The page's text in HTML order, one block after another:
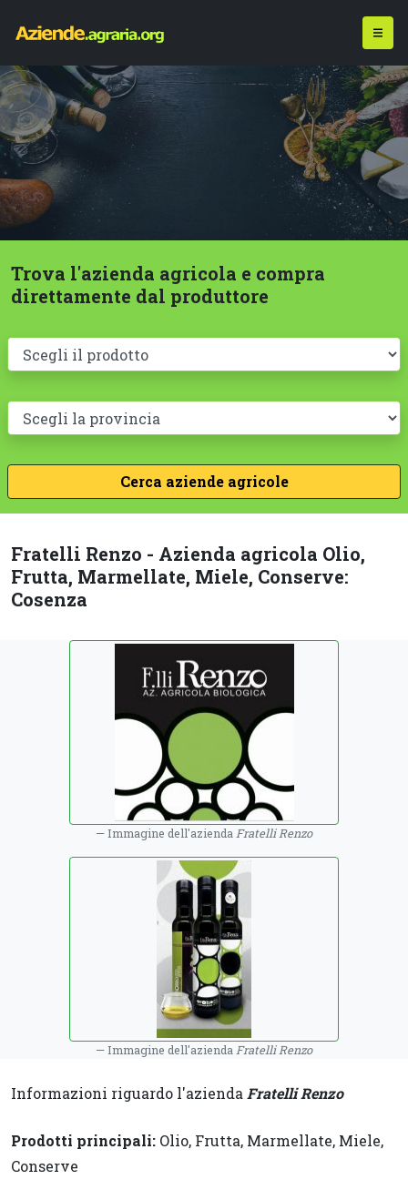
Trova l'azienda agricola e compra
direttamente dal produttore
Fratelli Renzo - Azienda agricola Olio,
Frutta, Marmellate, Miele, Conserve:
Cosenza
Immagine dell'azienda Fratelli Renzo
Immagine dell'azienda Fratelli Renzo
Informazioni riguardo l'azienda Fratelli Renzo
Prodotti principali: Olio, Frutta, Marmellate, Miele,
Conserve